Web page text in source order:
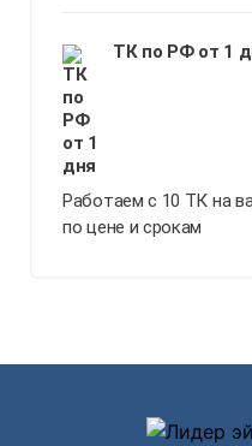
ТК по РФ от 1
Работаем с 10 ТК на
по цене и срокам